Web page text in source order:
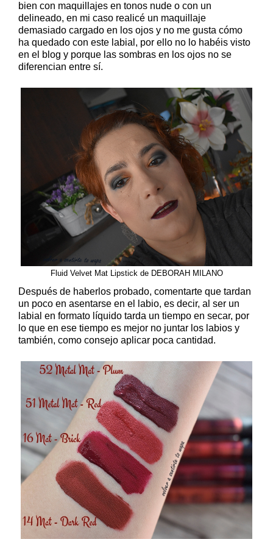
bien con maquillajes en tonos nude o con un
delineado, en mi caso realicé un maquillaje
demasiado cargado en los ojos y no me gusta cómo
ha quedado con este labial, por ello no lo habéis visto
en el blog y porque las sombras en los ojos no se
diferencian entre sí.
Fluid Velvet Mat Lipstick de DEBORAH MILANO
Después de haberlos probado, comentarte que tardan
un poco en asentarse en el labio, es decir, al ser un
labial en formato líquido tarda un tiempo en secar, por
lo que en ese tiempo es mejor no juntar los labios y
también, como consejo aplicar poca cantidad.